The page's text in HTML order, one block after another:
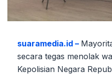
suaramedia.id –
secara tegas menolak
Kepolisian Negara